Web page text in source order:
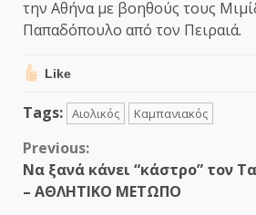
την Αθήνα με βοηθούς τους
Παπαδόπουλο από τον Πειραιά.
Like
Tags: Αιολικός Καμπανιακός
Continue
Reading
Previous:
Να ξανά κάνει “κάστρο” τον
– ΑΘΛΗΤΙΚΟ ΜΕΤΩΠΟ